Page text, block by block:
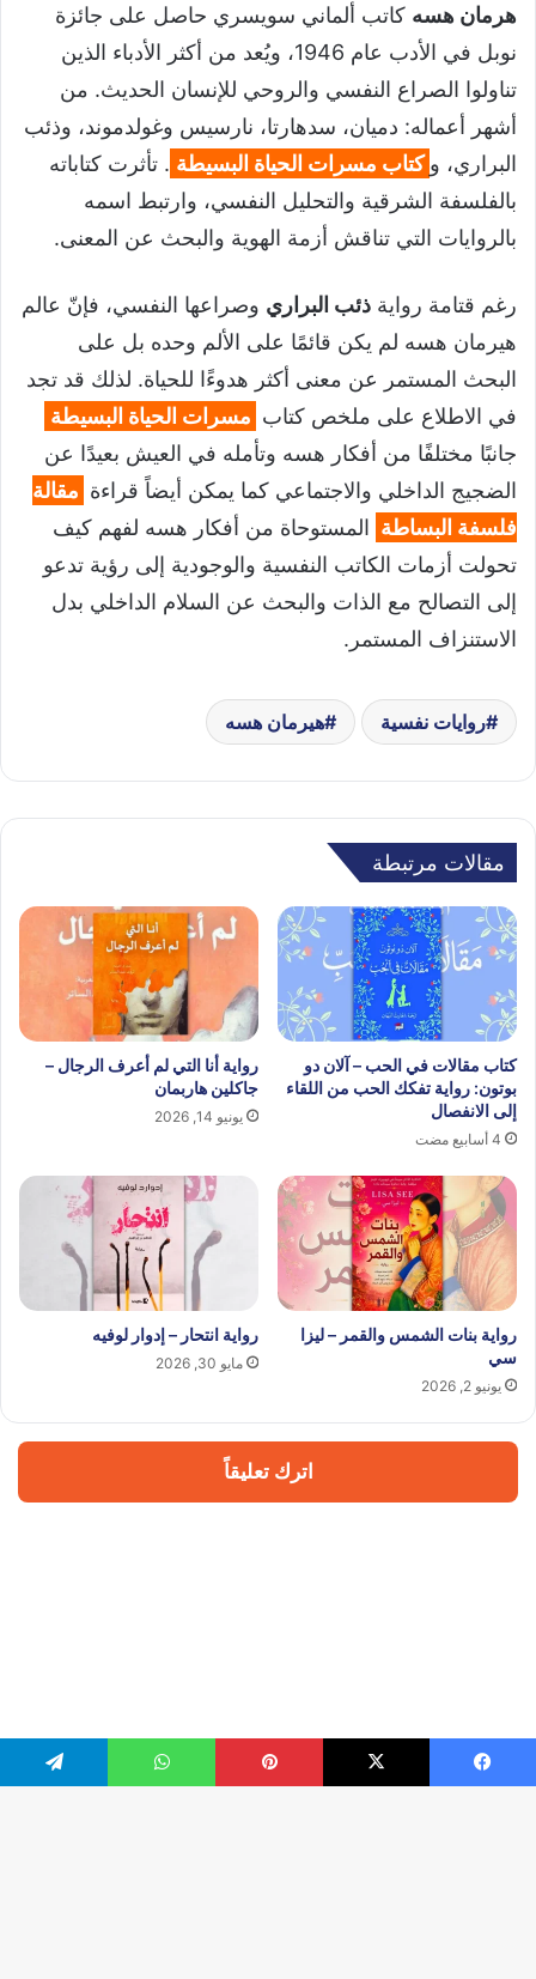
هرمان هسه كاتب ألماني سويسري حاصل على جائزة
نوبل في الأدب عام 1946، ويُعد من أكثر الأدباء الذين
تناولوا الصراع النفسي والروحي للإنسان الحديث. من
أشهر أعماله: دميان، سدهارتا، نارسيس وغولدموند، وذئب
البراري، و كتاب مسرات الحياة البسيطة . تأثرت كتاباته
بالفلسفة الشرقية والتحليل النفسي، وارتبط اسمه
بالروايات التي تناقش أزمة الهوية والبحث عن المعنى.
رغم قتامة رواية ذئب البراري وصراعها النفسي، فإنّ عالم
هيرمان هسه لم يكن قائمًا على الألم وحده بل على
البحث المستمر عن معنى أكثر هدوءًا للحياة. لذلك قد تجد
في الاطلاع على ملخص كتاب مسرات الحياة البسيطة
جانبًا مختلفًا من أفكار هسه وتأمله في العيش بعيدًا عن
الضجيج الداخلي والاجتماعي كما يمكن أيضاً قراءة مقالة
فلسفة البساطة المستوحاة من أفكار هسه لفهم كيف
تحولت أزمات الكاتب النفسية والوجودية إلى رؤية تدعو
إلى التصالح مع الذات والبحث عن السلام الداخلي بدل
الاستنزاف المستمر.
روايات نفسية هيرمان هسه
مقالات مرتبطة
كتاب مقالات في الحب – آلان دو
بوتون: رواية تفكك الحب من اللقاء
إلى الانفصال
4 أسابيع مضت
رواية أنا التي لم أعرف الرجال –
جاكلين هاربمان
يونيو 14, 2026
رواية بنات الشمس والقمر – ليزا
سي
يونيو 2, 2026
رواية انتحار – إدوار لوفيه
مايو 30, 2026
اترك تعليقاً
فيسبوك ‫X بينتيريست واتساب تيلقرام